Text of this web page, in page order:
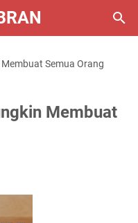
Semua Orang
Membuat